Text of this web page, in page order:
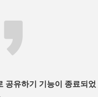
공유하기 기능이 종료되었